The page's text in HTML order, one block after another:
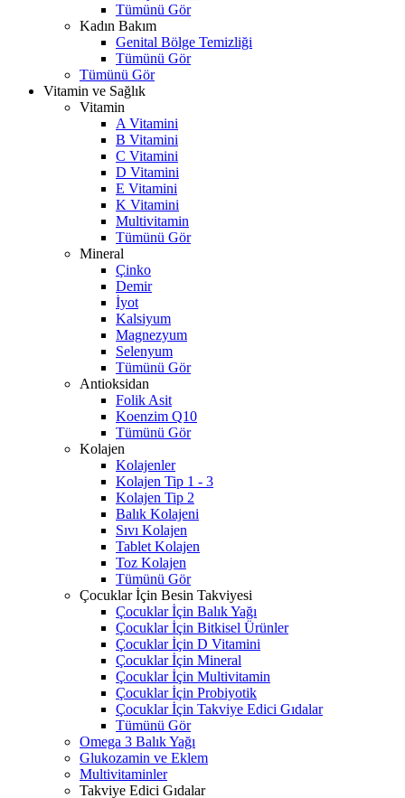
Tümünü Gör
Kadın Bakım
Genital Bölge Temizliği
Tümünü Gör
Tümünü Gör
Vitamin ve Sağlık
Vitamin
A Vitamini
B Vitamini
C Vitamini
D Vitamini
E Vitamini
K Vitamini
Multivitamin
Tümünü Gör
Mineral
Çinko
Demir
İyot
Kalsiyum
Magnezyum
Selenyum
Tümünü Gör
Antioksidan
Folik Asit
Koenzim Q10
Tümünü Gör
Kolajen
Kolajenler
Kolajen Tip 1 - 3
Kolajen Tip 2
Balık Kolajeni
Sıvı Kolajen
Tablet Kolajen
Toz Kolajen
Tümünü Gör
Çocuklar İçin Besin Takviyesi
Çocuklar İçin Balık Yağı
Çocuklar İçin Bitkisel Ürünler
Çocuklar İçin D Vitamini
Çocuklar İçin Mineral
Çocuklar İçin Multivitamin
Çocuklar İçin Probiyotik
Çocuklar İçin Takviye Edici Gıdalar
Tümünü Gör
Omega 3 Balık Yağı
Glukozamin ve Eklem
Multivitaminler
Takviye Edici Gıdalar